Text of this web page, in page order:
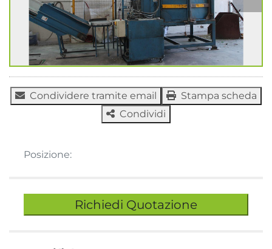
Condividere tramite email
Stampa scheda
Condividi
Posizione:
Richiedi Quotazione